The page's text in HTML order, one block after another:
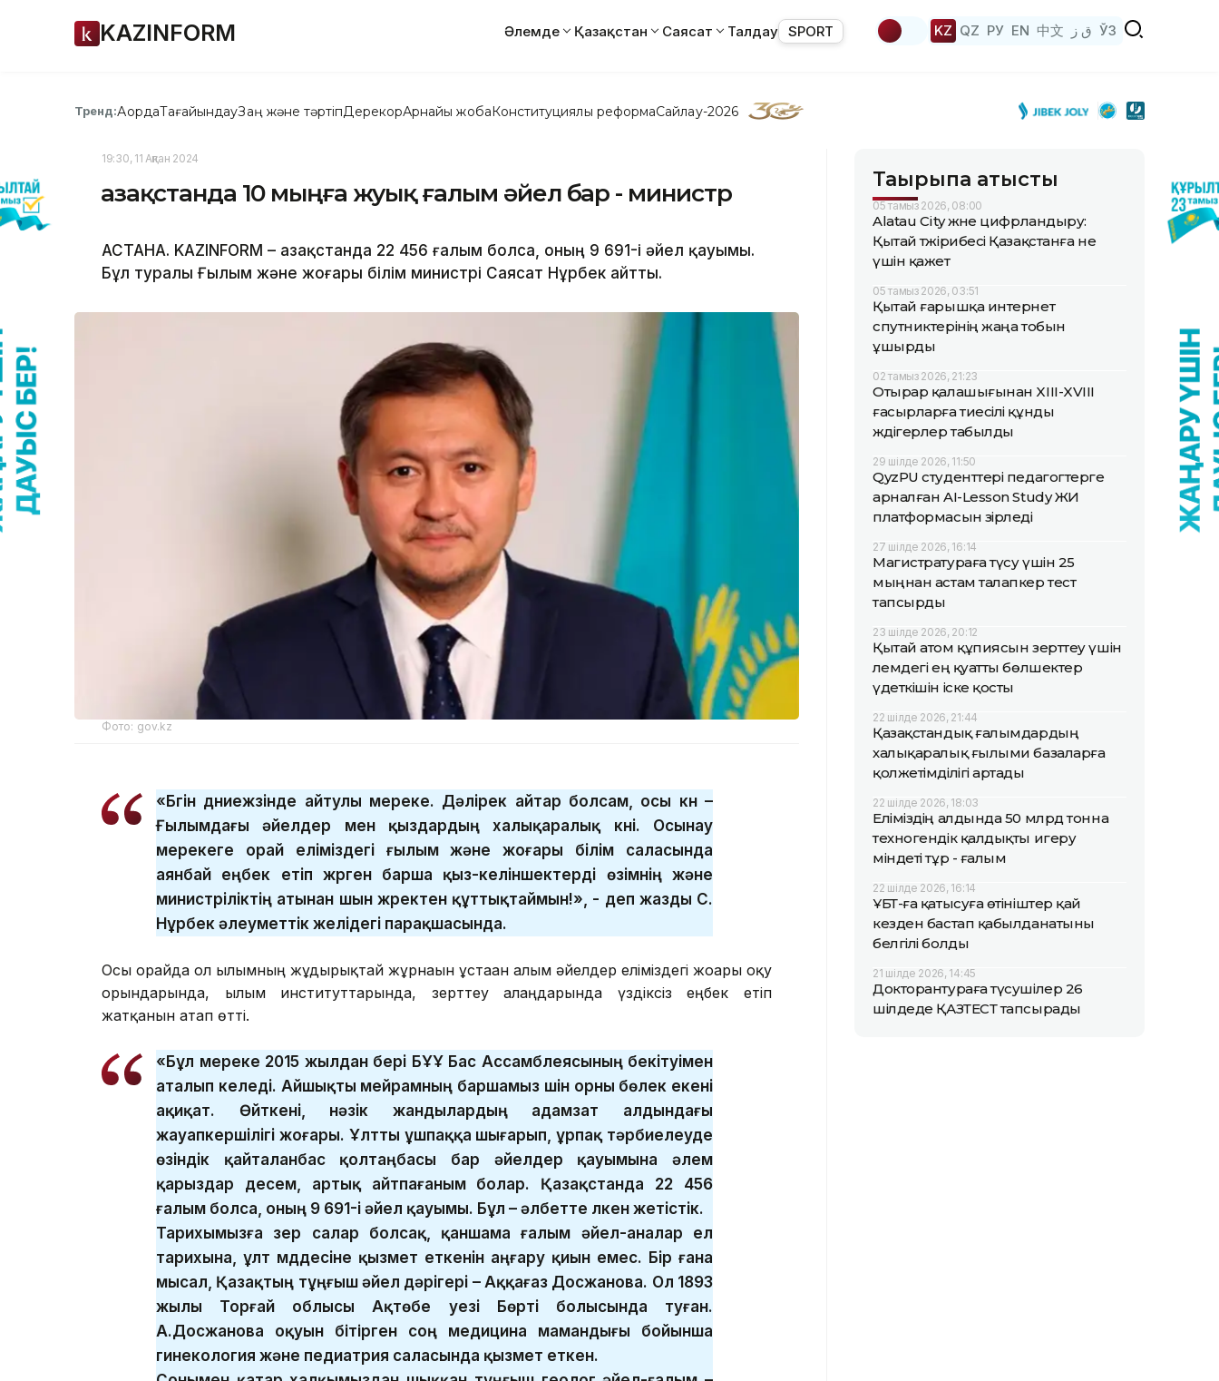
KAZINFORM Әлемде Қазақстан Саясат Талдау SPORT KZ QZ РУ EN 中文 ق ز ЎЗ
Тренд:АқордаТағайындауЗаң және тәртіпДерекқорАрнайы жобаКонституциялық реформаСайлау-2026
19:30, 11 Ақпан 2024
Қазақстанда 10 мыңға жуық ғалым әйел бар - министр
АСТАНА. KAZINFORM – Қазақстанда 22 456 ғалым болса, оның 9 691-і әйел қауымы.
Бұл туралы Ғылым және жоғары білім министрі Саясат Нұрбек айтты.
Фото: gov.kz
«Бүгін дүниежүзінде айтулы мереке. Дәлірек айтар болсам, осы күн –
Ғылымдағы әйелдер мен қыздардың халықаралық күні. Осынау
мерекеге орай еліміздегі ғылым және жоғары білім саласында
аянбай еңбек етіп жүрген барша қыз-келіншектерді өзімнің және
министріліктің атынан шын жүректен құттықтаймын!», - деп жазды С.
Нұрбек әлеуметтік желідегі парақшасында.
Осы орайда ол ғылымның жұдырықтай жұрнағын ұстаған ғалым әйелдер еліміздегі жоғары оқу
орындарында, ғылым институттарында, зерттеу алаңдарында үздіксіз еңбек етіп
жатқанын атап өтті.
«Бұл мереке 2015 жылдан бері БҰҰ Бас Ассамблеясының бекітуімен
аталып келеді. Айшықты мейрамның баршамыз үшін орны бөлек екені
ақиқат. Өйткені, нәзік жандылардың адамзат алдындағы
жауапкершілігі жоғары. Ұлтты ұшпаққа шығарып, ұрпақ тәрбиелеуде
өзіндік қайталанбас қолтаңбасы бар әйелдер қауымына әлем
қарыздар десем, артық айтпағаным болар. Қазақстанда 22 456
ғалым болса, оның 9 691-і әйел қауымы. Бұл – әлбетте үлкен жетістік.
Тарихымызға зер салар болсақ, қаншама ғалым әйел-аналар ел
тарихына, ұлт мүддесіне қызмет еткенін аңғару қиын емес. Бір ғана
мысал, Қазақтың тұңғыш әйел дәрігері – Аққағаз Досжанова. Ол 1893
жылы Торғай облысы Ақтөбе уезі Бөрті болысында туған.
А.Досжанова оқуын бiтiрген соң медицина мамандығы бойынша
гинекология және педиатрия саласында қызмет еткен.
Тақырыпқа қатысты
05 тамыз 2026, 08:00
Alatau City және цифрландыру:
Қытай тәжірибесі Қазақстанға не
үшін қажет
05 тамыз 2026, 03:51
Қытай ғарышқа интернет
спутниктерінің жаңа тобын
ұшырды
02 тамыз 2026, 21:23
Отырар қалашығынан XIII-XVIII
ғасырларға тиесілі құнды
жәдігерлер табылды
29 шілде 2026, 11:50
QyzPU студенттері педагогтерге
арналған AI-Lesson Study ЖИ
платформасын әзірледі
27 шілде 2026, 16:14
Магистратураға түсу үшін 25
мыңнан астам талапкер тест
тапсырды
23 шілде 2026, 20:12
Қытай атом құпиясын зерттеу үшін
әлемдегі ең қуатты бөлшектер
үдеткішін іске қосты
22 шілде 2026, 21:44
Қазақстандық ғалымдардың
халықаралық ғылыми базаларға
қолжетімділігі артады
22 шілде 2026, 18:03
Еліміздің алдында 50 млрд тонна
техногендік қалдықты игеру
міндеті тұр - ғалым
22 шілде 2026, 16:14
ҰБТ-ға қатысуға өтініштер қай
кезден бастап қабылданатыны
белгілі болды
21 шілде 2026, 14:45
Докторантураға түсушілер 26
шілдеде ҚАЗТЕСТ тапсырады